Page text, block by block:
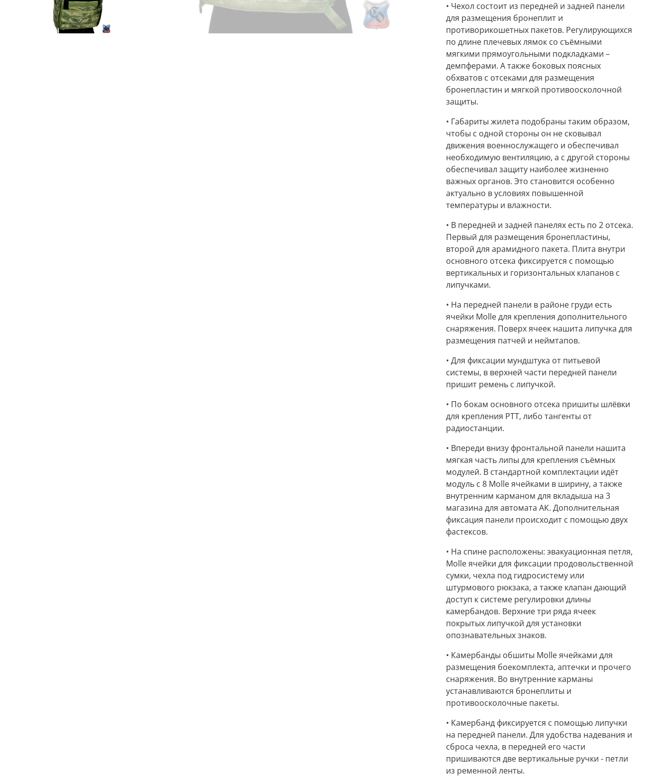
• Чехол состоит из передней и задней панели
для размещения бронеплит и
противорикошетных пакетов. Регулирующихся
по длине плечевых лямок со съёмными
мягкими прямоугольными подкладками –
демпферами. А также боковых поясных
обхватов с отсеками для размещения
бронепластин и мягкой противоосколочной
защиты.
• Габариты жилета подобраны таким образом,
чтобы с одной стороны он не сковывал
движения военнослужащего и обеспечивал
необходимую вентиляцию, а с другой стороны
обеспечивал защиту наиболее жизненно
важных органов. Это становится особенно
актуально в условиях повышенной
температуры и влажности.
• В передней и задней панелях есть по 2 отсека.
Первый для размещения бронепластины,
второй для арамидного пакета. Плита внутри
основного отсека фиксируется с помощью
вертикальных и горизонтальных клапанов с
липучками.
• На передней панели в районе груди есть
ячейки Molle для крепления дополнительного
снаряжения. Поверх ячеек нашита липучка для
размещения патчей и неймтапов.
• Для фиксации мундштука от питьевой
системы, в верхней части передней панели
пришит ремень с липучкой.
• По бокам основного отсека пришиты шлёвки
для крепления PTT, либо тангенты от
радиостанции.
• Впереди внизу фронтальной панели нашита
мягкая часть липы для крепления съёмных
модулей. В стандартной комплектации идёт
модуль с 8 Molle ячейками в ширину, а также
внутренним карманом для вкладыша на 3
магазина для автомата АК. Дополнительная
фиксация панели происходит с помощью двух
фастексов.
• На спине расположены: эвакуационная петля,
Molle ячейки для фиксации продовольственной
сумки, чехла под гидросистему или
штурмового рюкзака, а также клапан дающий
доступ к системе регулировки длины
камербандов. Верхние три ряда ячеек
покрытых липучкой для установки
опознавательных знаков.
• Камербанды обшиты Molle ячейками для
размещения боекомплекта, аптечки и прочего
снаряжения. Во внутренние карманы
устанавливаются бронеплиты и
противоосколочные пакеты.
• Камербанд фиксируется с помощью липучки
на передней панели. Для удобства надевания и
сброса чехла, в передней его части
пришиваются две вертикальные ручки - петли
из ременной ленты.